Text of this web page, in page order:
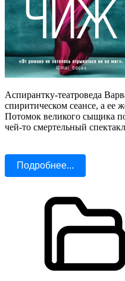
Аспирантку-театроведа
спиритическом сеансе, а ее
Потомок великого сыщика
чей-то смертельный
Подробнее...